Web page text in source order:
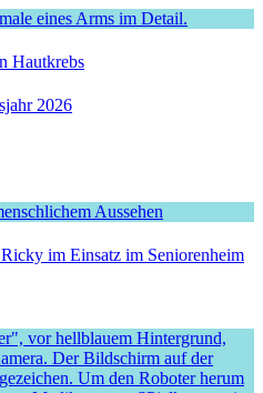
Hautkrebs
2026
im Einsatz im Seniorenheim